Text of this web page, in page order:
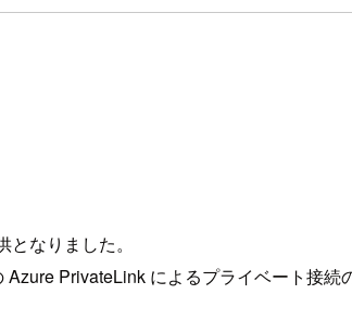
なりました。
PrivateLink によるプライベート接